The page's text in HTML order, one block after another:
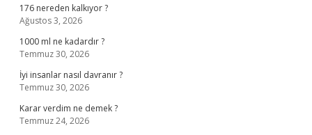
176 nereden kalkıyor ?
Ağustos 3, 2026
1000 ml ne kadardır ?
Temmuz 30, 2026
İyi insanlar nasıl davranır ?
Temmuz 30, 2026
Karar verdim ne demek ?
Temmuz 24, 2026